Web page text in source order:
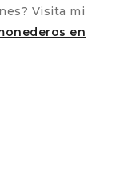
Visita mi
en